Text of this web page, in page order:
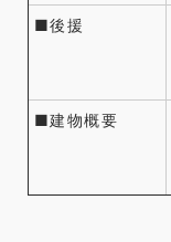
■後援
■建物概要